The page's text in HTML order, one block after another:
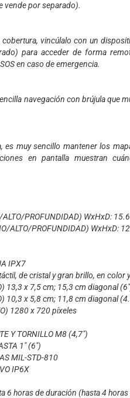
vende por separado).
vincúlalo con un
para acceder de forma
en caso de emergencia.
navegación con brújula que
es muy sencillo mantener los
en pantalla muestran
PROFUNDIDAD) WxHxD:
ALTO/PROFUNDIDAD) WxHxD:
IPX7
de cristal y gran brillo, en
13,3 x 7,5 cm; 15,3 cm diagonal
10,3 x 5,8 cm; 11,8 cm diagonal
1280 x 720 píxeles
Y TORNILLO M8 (4,7")
1" (6")
MIL-STD-810
IP6X
6 horas de duración (hasta 4